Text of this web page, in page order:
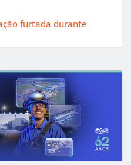
furtada durante